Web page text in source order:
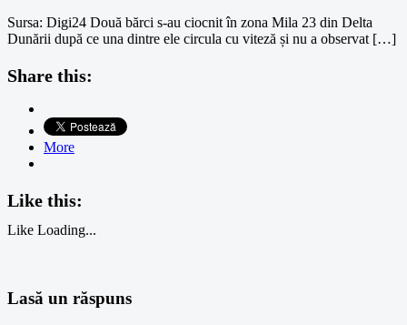
Sursa: Digi24 Două bărci s-au ciocnit în zona Mila 23 din Delta
Dunării după ce una dintre ele circula cu viteză și nu a observat […]
Share this:
More
Like this:
Like Loading...
Lasă un răspuns